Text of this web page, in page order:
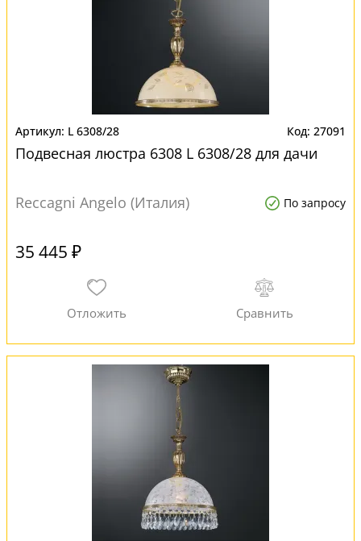
L 6308/28 27091
Подвесная люстра 6308 L 6308/28 для дачи
Reccagni Angelo (Италия) По запросу
35 445 ₽